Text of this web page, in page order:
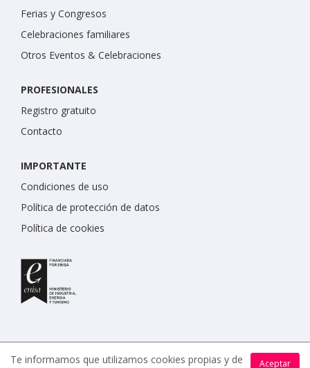
Ferias y Congresos
Celebraciones familiares
Otros Eventos & Celebraciones
PROFESIONALES
Registro gratuito
Contacto
IMPORTANTE
Condiciones de uso
Política de protección de datos
Política de cookies
Aceptar
Te informamos que utilizamos cookies propias y de